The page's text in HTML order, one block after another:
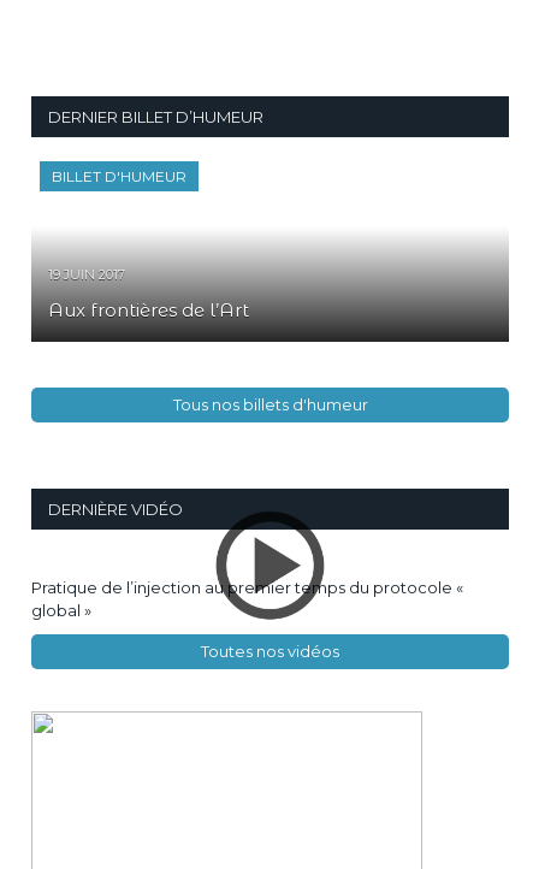
DERNIER BILLET D’HUMEUR
BILLET D'HUMEUR
19 JUIN 2017
Aux frontières de l’Art
Tous nos billets d'humeur
DERNIÈRE VIDÉO
Pratique de l’injection au premier temps du protocole «
global »
Toutes nos vidéos